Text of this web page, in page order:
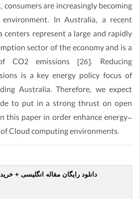
consumers are increasingly becoming
In Australia, a recent
represent a large and rapidly
sector of the economy and is a
CO2 emissions [26]. Reducing
is a key energy policy focus of
Australia. Therefore, we expect
to put in a strong thrust on open
this paper in order enhance energy-
Cloud computing environments.
دانلود رایگان مقاله انگلیسی +